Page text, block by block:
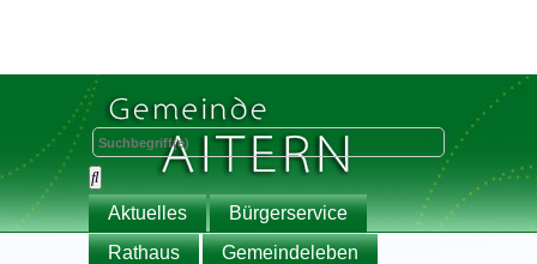
Aktuelles
Bürgerservice
Rathaus
Gemeindeleben